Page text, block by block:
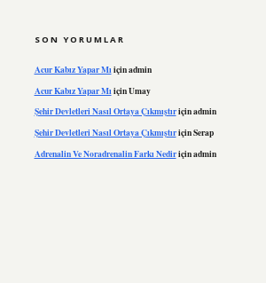
SON YORUMLAR
Acur Kabız Yapar Mıiçinadmin
Acur Kabız Yapar Mı içinUmay
Şehir Devletleri Nasıl Ortaya Çıkmıştıriçinadmin
Şehir Devletleri Nasıl Ortaya ÇıkmıştıriçinSerap
Adrenalin Ve Noradrenalin Farkı Nediriçinadmin